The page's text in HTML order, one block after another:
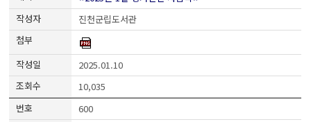
진천군립도서관
2025.01.10
10,035
600